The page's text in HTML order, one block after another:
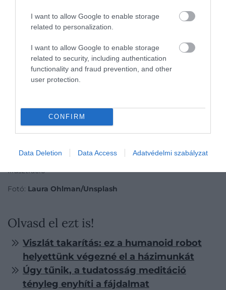
I want to allow Google to enable storage
related to personalization.
I want to allow Google to enable storage
related to security, including authentication
functionality and fraud prevention, and other
user protection.
CONFIRM
Data Deletion Data Access Adatvédelmi szabályzat
Illusztráció
Fotó: Laura Ohlman/Unsplash
Olvasd el ezt is!
Viszlát takarítás: ez a humanoid robot
helyettünk végezné el a házimunkát
Úgy tűnik, a tudatosság meditáció
tényleg enyhíti a fájdalmat